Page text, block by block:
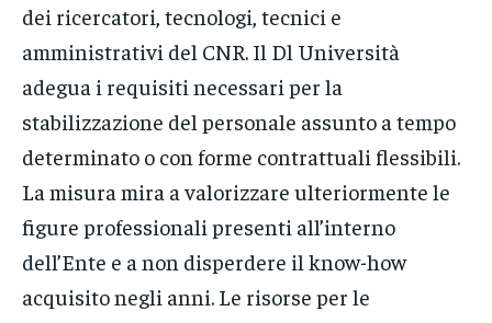
dei ricercatori, tecnologi, tecnici e
amministrativi del CNR. Il Dl Università
adegua i requisiti necessari per la
stabilizzazione del personale assunto a tempo
determinato o con forme contrattuali flessibili.
La misura mira a valorizzare ulteriormente le
figure professionali presenti all’interno
dell’Ente e a non disperdere il know-how
acquisito negli anni. Le risorse per le